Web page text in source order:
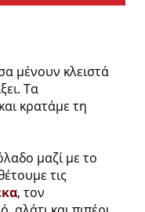
μένουν κλειστά
Τα
κρατάμε τη
μαζί με το
τις
, τον